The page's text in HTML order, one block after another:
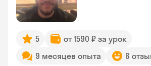
5
от 1590 ₽ за урок
9 месяцев опыта
6